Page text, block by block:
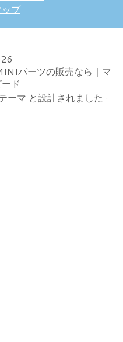
プ
パーツの販売なら｜マ
ド
ーマ と設計されました ·